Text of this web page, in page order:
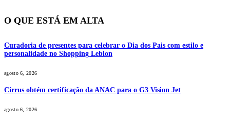
O QUE ESTÁ EM ALTA
Curadoria de presentes para celebrar o Dia dos Pais com estilo e
personalidade no Shopping Leblon
agosto 6, 2026
Cirrus obtém certificação da ANAC para o G3 Vision Jet
agosto 6, 2026